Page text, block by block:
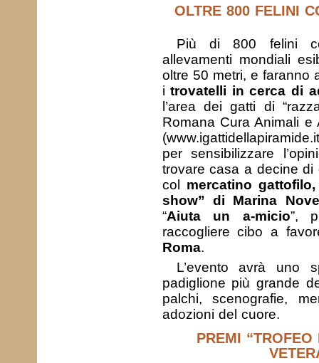
OLTRE 800 FELINI
Più di 800 felini
allevamenti mondiali
oltre 50 metri, e faranno
itrovatelli in cerca di
l’area dei gatti di
Romana Cura Animali e
per sensibilizzare
trovare casa a decine di
col mercatino
show” di Marina
“Aiuta un a-micio”,
raccogliere cibo a
Roma.
L’evento avrà uno
padiglione più grande
palchi, scenografie,
adozioni del cuore.
PREMI “TROFEO